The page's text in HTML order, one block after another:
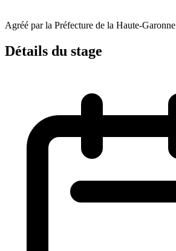
Agréé par la Préfecture de la Haute-Garonne
Détails du stage